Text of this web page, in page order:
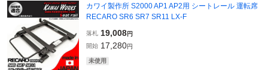
カワイ製作所 S2000 AP1 AP2用 シートレール 運転席
RECARO SR6 SR7 SR11 LX-F
落札 19,008円
開始 17,280円
未使用